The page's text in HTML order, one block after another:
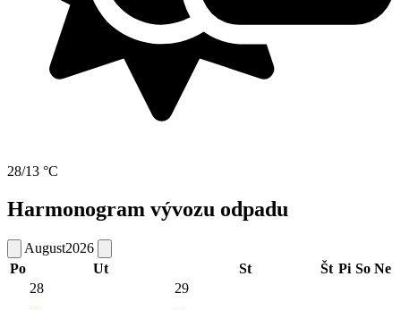
28/13 °C
Harmonogram vývozu odpadu
August2026
Po
Ut St Št Pi So Ne
28
29